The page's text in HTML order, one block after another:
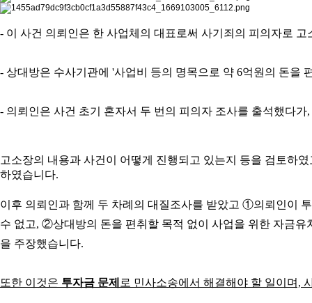
- 이 사건 의뢰인은 한 사업체의 대표로써 사기죄의 피의자로 고
- 상대방은 수사기관에 '사업비 등의 명목으로 약 6억원의 돈을
- 의뢰인은 사건 초기 혼자서 두 번의 피의자 조사를 출석했다
고소장의 내용과 사건이 어떻게 진행되고 있는지 등을 검토하였
하였습니다.
이후 의뢰인과 함께 두 차례의 대질조사를 받았고 ①의뢰인이
수 없고, ②상대방의 돈을 편취할 목적 없이 사업을 위한 자금
을 주장했습니다.
또한 이것은 투자금 문제 로 민사소송에서 해결해야 할 일이며,